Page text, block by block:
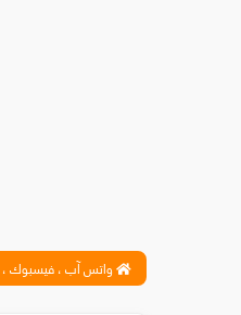
واتس آب ، فيسبوك ،